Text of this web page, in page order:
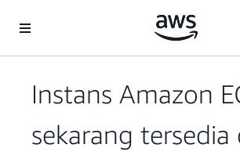
Instans Amazon
sekarang tersedia